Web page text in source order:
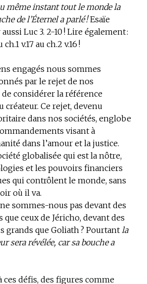
même instant tout le monde la
de l’Éternel a parlé ! Esaïe
aussi Luc 3. 2-10 ! Lire également :
v.17 au ch.2 v.16 !
engagés nous sommes
par le rejet de nos
considérer la référence
créateur. Ce rejet, devenu
dans nos sociétés, englobe
visant à
dans l’amour et la justice.
globalisée qui est la nôtre,
et les pouvoirs financiers
qui contrôlent le monde, sans
où il va.
sommes-nous pas devant des
ceux de Jéricho, devant des
grands que Goliath ? Pourtantla
sera révélée, car sa bouche a
ces défis, des figures comme